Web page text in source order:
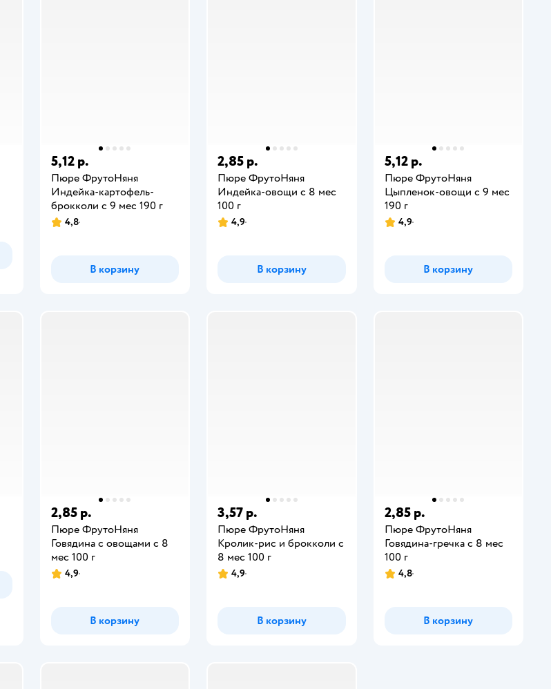
5,12 р.
Пюре ФрутоНяня
Индейка-картофель-
брокколи с 9 мес 190 г
4,8
В корзину
2,85 р.
Пюре ФрутоНяня
Индейка-овощи с 8 мес
100 г
4,9
В корзину
5,12 р.
Пюре ФрутоНяня
Цыпленок-овощи с 9 мес
190 г
4,9
В корзину
2,85 р.
Пюре ФрутоНяня
Говядина с овощами с 8
мес 100 г
4,9
В корзину
3,57 р.
Пюре ФрутоНяня
Кролик-рис и брокколи с
8 мес 100 г
4,9
В корзину
2,85 р.
Пюре ФрутоНяня
Говядина-гречка с 8 мес
100 г
4,8
В корзину